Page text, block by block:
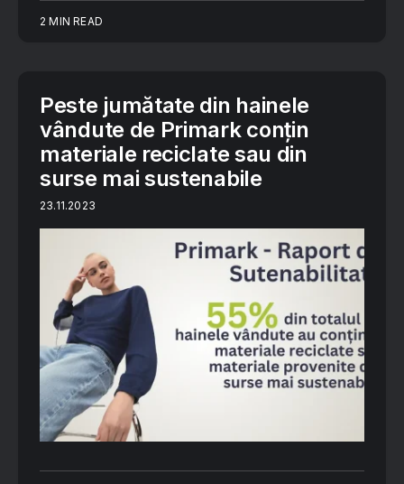
2 MIN READ
Peste jumătate din hainele
vândute de Primark conțin
materiale reciclate sau din
surse mai sustenabile
23.11.2023